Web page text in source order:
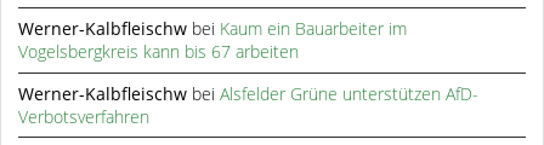
Werner-Kalbfleischw bei Kaum ein Bauarbeiter im
Vogelsbergkreis kann bis 67 arbeiten
Werner-Kalbfleischw beiAlsfelder Grüne unterstützen AfD-
Verbotsverfahren